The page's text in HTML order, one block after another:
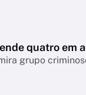
quatro em
grupo